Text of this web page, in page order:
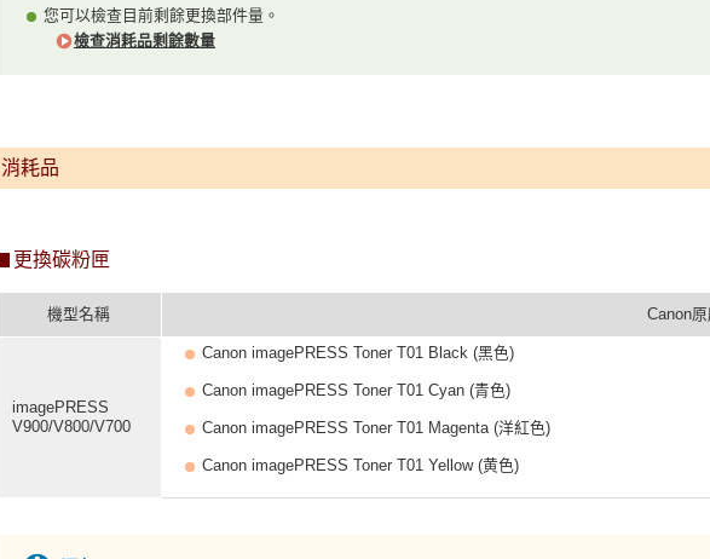
您可以檢查目前剩餘更換部件量。
檢查消耗品剩餘數量
消耗品
更換碳粉匣
機型名稱 Canon
imagePRESS
V900/V800/V700
Canon imagePRESS Toner T01 Black (黑色)
Canon imagePRESS Toner T01 Cyan (青色)
Canon imagePRESS Toner T01 Magenta (洋紅色)
Canon imagePRESS Toner T01 Yellow (黄色)